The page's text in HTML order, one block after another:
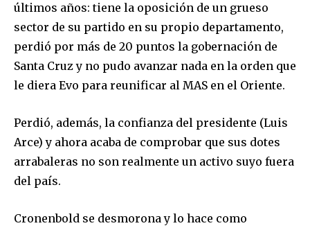
últimos años: tiene la oposición de un grueso
sector de su partido en su propio departamento,
perdió por más de 20 puntos la gobernación de
Santa Cruz y no pudo avanzar nada en la orden que
le diera Evo para reunificar al MAS en el Oriente.
Perdió, además, la confianza del presidente (Luis
Arce) y ahora acaba de comprobar que sus dotes
arrabaleras no son realmente un activo suyo fuera
del país.
Cronenbold se desmorona y lo hace como